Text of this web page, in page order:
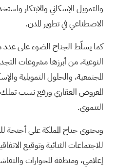
والتمويل الإسكاني والابتكار
الاصطناعي في تطوير المدن.
كما يسلّط الجناح الضوء على عدد
النوعية، من أبرزها مشروعات
المجتمعية، والحلول التمويلية
المعروض العقاري ورفع نسب تملك
التنموي.
ويحتوي جناح المملكة على أجنحة
للاجتماعات الثنائية وتوقيع
إعلامي، ومنطقة للحوارات